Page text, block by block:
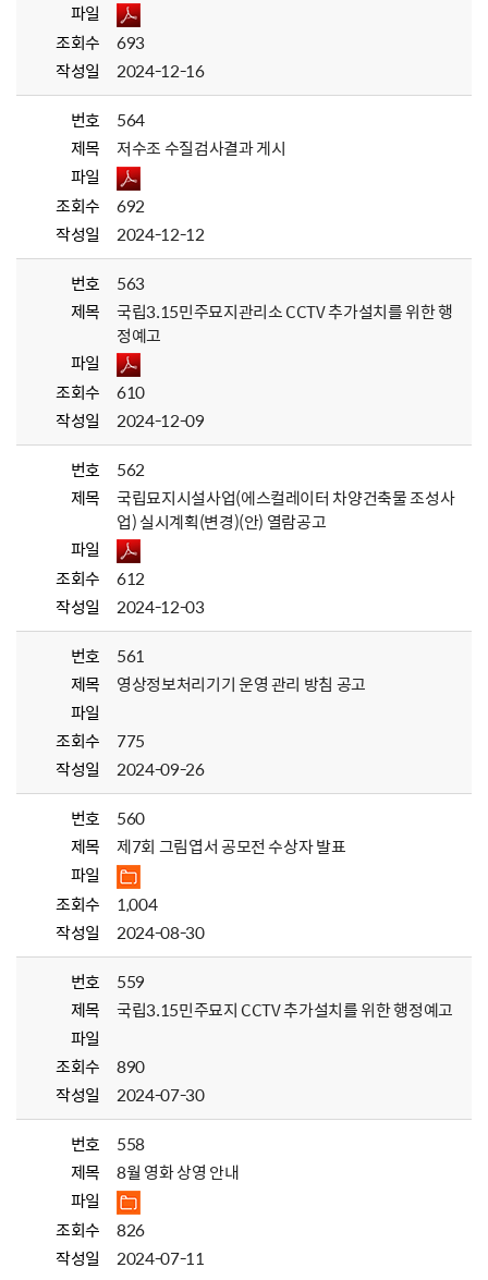
파일
조회수
693
작성일
2024-12-16
번호
564
제목
저수조 수질검사결과 게시
파일
조회수
692
작성일
2024-12-12
번호
563
제목
국립3.15민주묘지관리소 CCTV 추가설치를 위한 행
정예고
파일
조회수
610
작성일
2024-12-09
번호
562
제목
국립묘지시설사업(에스컬레이터 차양건축물 조성사
업) 실시계획(변경)(안) 열람공고
파일
조회수
612
작성일
2024-12-03
번호
561
제목
영상정보처리기기 운영 관리 방침 공고
파일
조회수
775
작성일
2024-09-26
번호
560
제목
제7회 그림엽서 공모전 수상자 발표
파일
조회수
1,004
작성일
2024-08-30
번호
559
제목
국립3.15민주묘지 CCTV 추가설치를 위한 행정예고
파일
조회수
890
작성일
2024-07-30
번호
558
제목
8월 영화 상영 안내
파일
조회수
826
작성일
2024-07-11